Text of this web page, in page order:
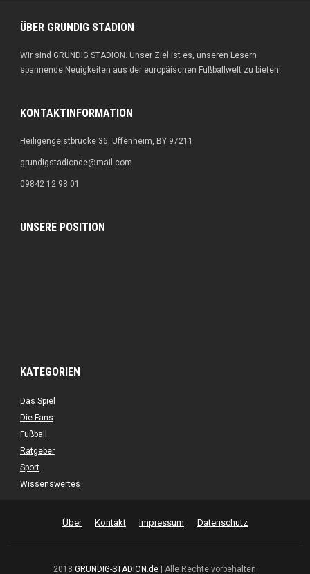
ÜBER GRUNDIG STADION
Wir sind GRUNDIG STADION. Unser Ziel ist es, unseren Lesern
spannende Neuigkeiten aus der europäischen Fußballwelt zu bieten!
KONTAKTINFORMATION
Heiligengeistbrücke 36, Uffenheim, BY 97211
grundigstadionde@mail.com
09842 12 98 01
UNSERE POSITION
KATEGORIEN
Das Spiel
Die Fans
Fußball
Ratgeber
Sport
Wissenswertes
Über Kontakt Impressum Datenschutz
2018GRUNDIG-STADION.de | Alle Rechte vorbehalten